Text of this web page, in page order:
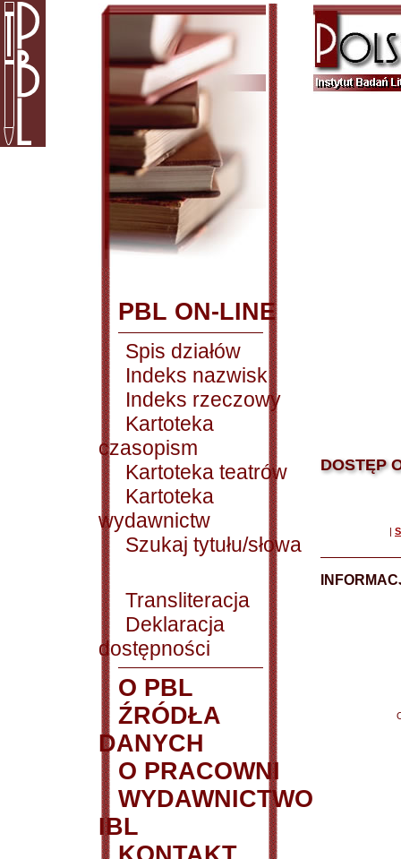
PBL ON-LINE
Spis działów
Indeks nazwisk
Indeks rzeczowy
Kartoteka
czasopism
Kartoteka teatrów
Kartoteka
wydawnictw
Szukaj tytułu/słowa
Transliteracja
Deklaracja
dostępności
O PBL
ŹRÓDŁA
DANYCH
O PRACOWNI
WYDAWNICTWO
IBL
DOSTĘP
|